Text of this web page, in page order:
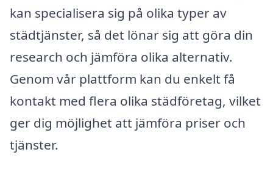
kan specialisera sig på olika typer av
städtjänster, så det lönar sig att göra din
research och jämföra olika alternativ.
Genom vår plattform kan du enkelt få
kontakt med flera olika städföretag, vilket
ger dig möjlighet att jämföra priser och
tjänster.